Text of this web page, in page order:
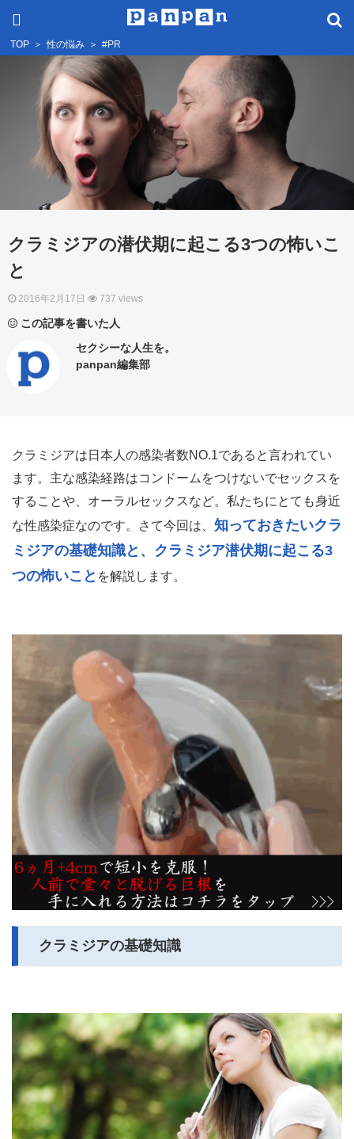
TOP ＞ 性の悩み ＞ #PR
クラミジアの潜伏期に起こる3つの怖いこ
と
2016年2月17日 737 views
この記事を書いた人
セクシーな人生を。
panpan編集部
クラミジアは日本人の感染者数NO.1であると言われてい
ます。主な感染経路はコンドームをつけないでセックスを
することや、オーラルセックスなど。私たちにとても身近
な性感染症なのです。さて今回は、 知っておきたいクラ
ミジアの基礎知識と、クラミジア潜伏期に起こる3
つの怖いこと を解説します。
クラミジアの基礎知識